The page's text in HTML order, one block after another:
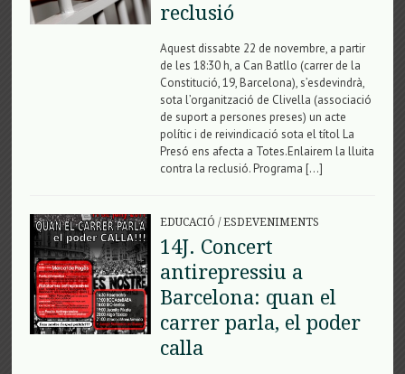
reclusió
Aquest dissabte 22 de novembre, a partir
de les 18:30 h, a Can Batllo (carrer de la
Constitució, 19, Barcelona), s’esdevindrà,
sota l’organització de Clivella (associació
de suport a persones preses) un acte
polític i de reivindicació sota el títol La
Presó ens afecta a Totes.Enlairem la lluita
contra la reclusió. Programa […]
EDUCACIÓ /ESDEVENIMENTS
14J. Concert
antirepressiu a
Barcelona: quan el
carrer parla, el poder
calla